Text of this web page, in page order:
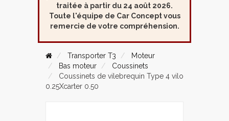
traitée à partir du 24 août 2026.
Toute l'équipe de Car Concept vous
remercie de votre compréhension.
Transporter T3
Moteur
Bas moteur
Coussinets
Coussinets de vilebrequin Type 4 vilo
0.25Xcarter 0.50